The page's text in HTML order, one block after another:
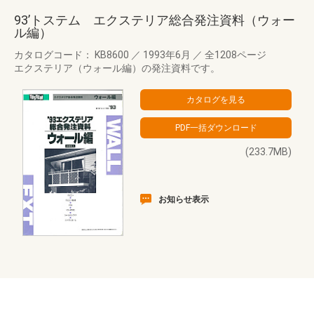
93’トステム エクステリア総合発注資料（ウォー
ル編）
カタログコード： KB8600 ／ 1993年6月 ／ 全1208ページ
エクステリア（ウォール編）の発注資料です。
(233.7MB)
お知らせ表示